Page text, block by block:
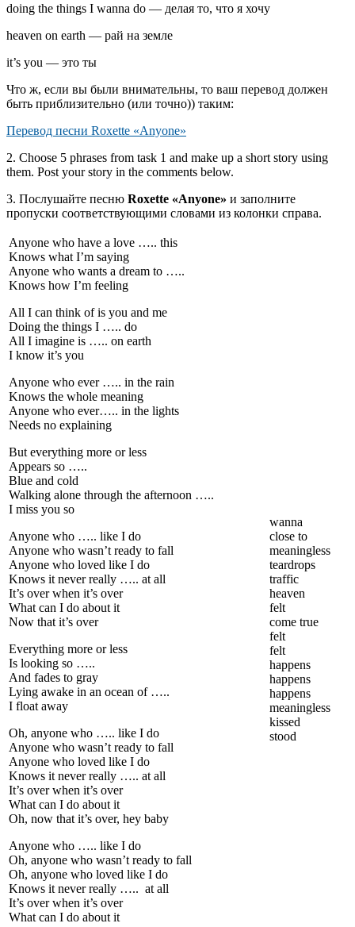
doing the things I wanna do — делая то, что я хочу
heaven on earth — рай на земле
it’s you — это ты
Что ж, если вы были внимательны, то ваш перевод должен
быть приблизительно (или точно)) таким:
Перевод песни Roxette «Anyone»
2. Choose 5 phrases from task 1 and make up a short story using
them. Post your story in the comments below.
3. Послушайте песню Roxette «Anyone» и заполните
пропуски соответствующими словами из колонки справа.
Anyone who have a love ….. this
Knows what I’m saying
Anyone who wants a dream to …..
Knows how I’m feeling
All I can think of is you and me
Doing the things I ….. do
All I imagine is ….. on earth
I know it’s you
Anyone who ever ….. in the rain
Knows the whole meaning
Anyone who ever….. in the lights
Needs no explaining
But everything more or less
Appears so …..
Blue and cold
Walking alone through the afternoon …..
I miss you so
Anyone who ….. like I do
Anyone who wasn’t ready to fall
Anyone who loved like I do
Knows it never really ….. at all
It’s over when it’s over
What can I do about it
Now that it’s over
Everything more or less
Is looking so …..
And fades to gray
Lying awake in an ocean of …..
I float away
Oh, anyone who ….. like I do
Anyone who wasn’t ready to fall
Anyone who loved like I do
Knows it never really ….. at all
It’s over when it’s over
What can I do about it
Oh, now that it’s over, hey baby
Anyone who ….. like I do
Oh, anyone who wasn’t ready to fall
Oh, anyone who loved like I do
Knows it never really ….. at all
It’s over when it’s over
What can I do about it
wanna
close to
meaningless
teardrops
traffic
heaven
felt
come true
felt
felt
happens
happens
happens
meaningless
kissed
stood